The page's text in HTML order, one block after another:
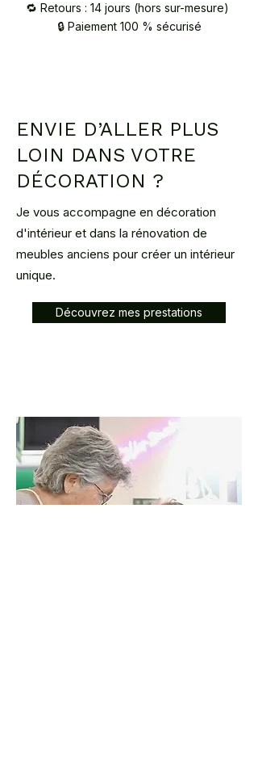
Livraison par le biais des transporteurs
du réseau COCOLIS (estimation du
🔁 Retours : 14 jours (hors sur-mesure)
🔒 Paiement 100 % sécurisé
ENVIE D’ALLER PLUS
LOIN DANS VOTRE
DÉCORATION ?
Je vous accompagne en décoration
d'intérieur et dans la rénovation de
meubles anciens pour créer un intérieur
unique.
Découvrez mes prestations